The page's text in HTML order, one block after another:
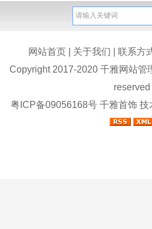
网站首页 关于我们 联系方
Copyright 2017-2020 千雅网站管
reserved
粤ICP备09056168号 千雅首饰 技